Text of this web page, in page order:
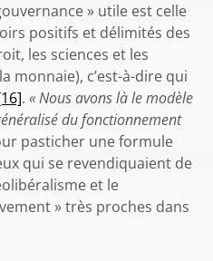
» utile est celle
positifs et délimités des
les sciences et les
monnaie), c’est-à-dire qui
. « Nous avons là le modèle
du fonctionnement
pasticher une formule
qui se revendiquaient de
et le
» très proches dans